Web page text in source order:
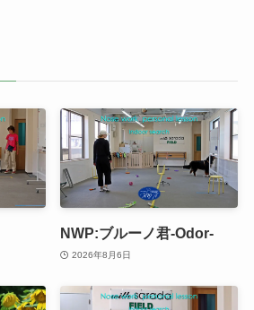
NWP:ブルーノ君-Odor-
2026年8月6日